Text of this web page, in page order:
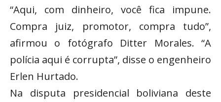
“Aqui, com dinheiro, você fica impune.
Compra juiz, promotor, compra tudo”,
afirmou o fotógrafo Ditter Morales. “A
polícia aqui é corrupta”, disse o engenheiro
Erlen Hurtado.
Na disputa presidencial boliviana deste